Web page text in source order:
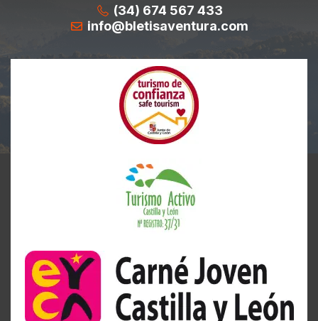
(34) 674 567 433
info@bletisaventura.com